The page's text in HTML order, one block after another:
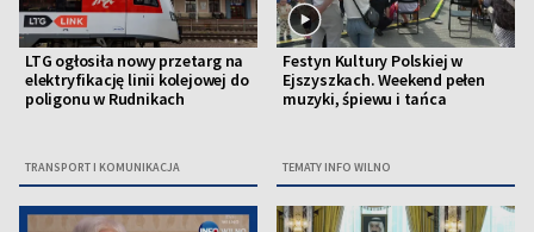
LTG ogłosiła nowy przetarg na
elektryfikację linii kolejowej do
poligonu w Rudnikach
TRANSPORT I KOMUNIKACJA
Festyn Kultury Polskiej w
Ejszyszkach. Weekend pełen
muzyki, śpiewu i tańca
TEMATY INFO WILNO